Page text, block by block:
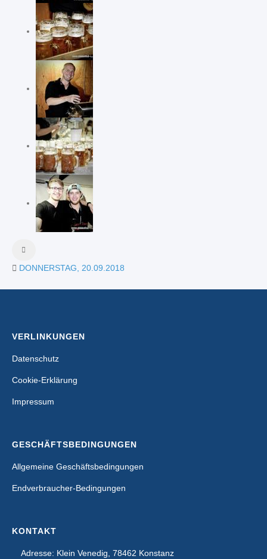
DONNERSTAG, 20.09.2018
VERLINKUNGEN
Datenschutz
Cookie-Erklärung
Impressum
GESCHÄFTSBEDINGUNGEN
Allgemeine Geschäftsbedingungen
Endverbraucher-Bedingungen
KONTAKT
Adresse: Klein Venedig, 78462 Konstanz